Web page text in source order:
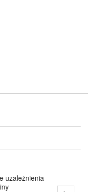
uzależnienia